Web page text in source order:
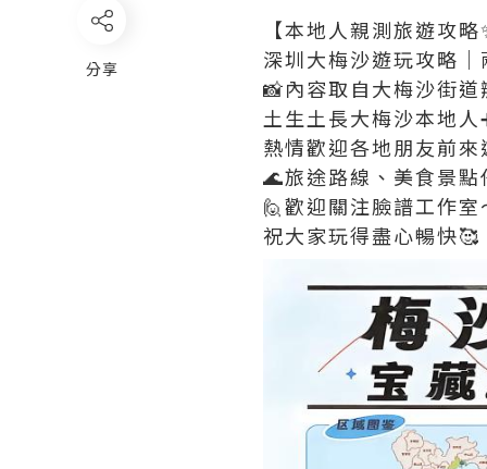
【本地人親測旅遊攻略
深圳大梅沙遊玩攻略
📸內容取自大梅沙街
土生土長大梅沙本地
熱情歡迎各地朋友前
🌊旅途路線、美食景
🙋歡迎關注臉譜工作室
祝大家玩得盡心暢快🥰
分享